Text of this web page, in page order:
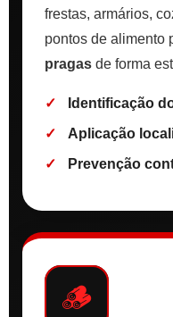
frestas, armários,
pontos de alimento
pragas de forma
Identificação
Aplicação
Prevenção
🪵